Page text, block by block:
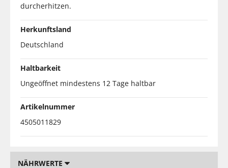
durcherhitzen.
Herkunftsland
Deutschland
Haltbarkeit
Ungeöffnet mindestens 12 Tage haltbar
Artikelnummer
4505011829
NÄHRWERTE